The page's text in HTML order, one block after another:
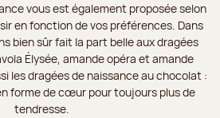
vous est également proposée selon
en fonction de vos préférences. Dans
bien sûr fait la part belle aux dragées
Élysée, amande opéra et amande
les dragées de naissance au chocolat :
forme de cœur pour toujours plus de
tendresse.